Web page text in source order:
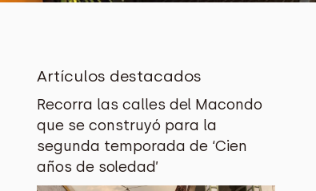
Artículos destacados
Recorra las calles del Macondo
que se construyó para la
segunda temporada de ‘Cien
años de soledad’